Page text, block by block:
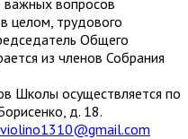
целом, трудового
Общего
из членов Собрания
Школы осуществляется по
д. 18.
violino1310@gmail.com